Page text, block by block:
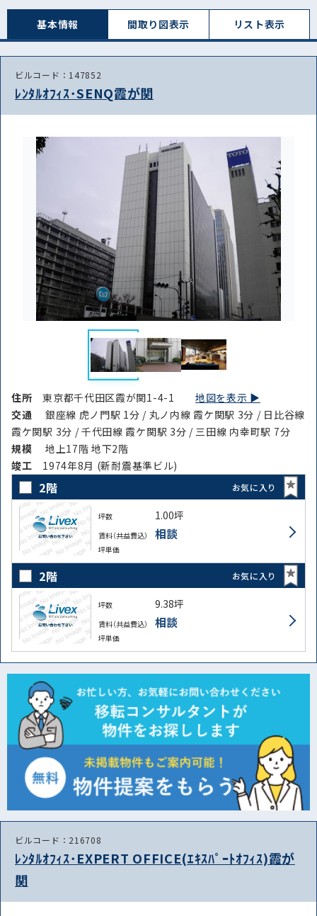
基本情報 間取り図表⽰ リスト表⽰
ビルコード：147852
ﾚﾝﾀﾙｵﾌｨｽ･SENQ霞が関
住所東京都千代田区霞が関1-4-1地図を表示 ▶︎
交通
銀座線 虎ノ門駅 1分 / 丸ノ内線 霞ケ関駅 3分 / 日比谷線
霞ケ関駅 3分 / 千代田線 霞ケ関駅 3分 / 三田線 内幸町駅 7分
規模
地上17階 地下2階
竣⼯ 1974年8月 (新耐震基準ビル)
2階 お気に入り
坪数 1.00坪
賃料（共益費込） 相談
坪単価
2階 お気に入り
坪数 9.38坪
賃料（共益費込） 相談
坪単価
ビルコード：216708
ﾚﾝﾀﾙｵﾌｨｽ･EXPERT OFFICE(ｴｷｽﾊﾟｰﾄｵﾌｨｽ)霞が
関